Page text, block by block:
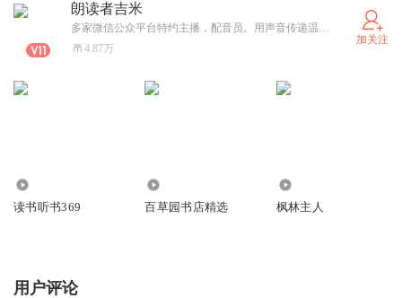
朗读者吉米
多家微信公众平台特约主播，配音员。用声音传递温暖，用朗读触动人心。
4.87万
加关注
读书听书369 百草园书店精选 枫林主人
用户评论